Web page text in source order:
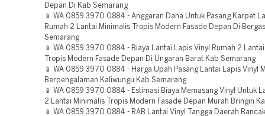
Depan Di Kab Semarang
📱 WA 0859 3970 0884 - Anggaran Dana Untuk Pasang Karpet
Rumah 2 Lantai Minimalis Tropis Modern Fasade Depan Di
Semarang
📱 WA 0859 3970 0884 - Biaya Lantai Lapis Vinyl Rumah 2
Tropis Modern Fasade Depan Di Ungaran Barat Kab Semarang
📱 WA 0859 3970 0884 - Harga Upah Pasang Lantai Lapis Vinyl
Berpengalaman Kaliwungu Kab Semarang
📱 WA 0859 3970 0884 - Estimasi Biaya Memasang Vinyl Untuk
2 Lantai Minimalis Tropis Modern Fasade Depan Murah Bringin
📱 WA 0859 3970 0884 - RAB Lantai Vinyl Tangga Daerah